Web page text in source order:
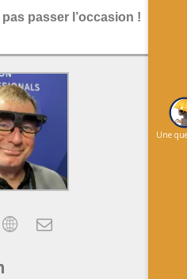
passer l’occasion !
Une